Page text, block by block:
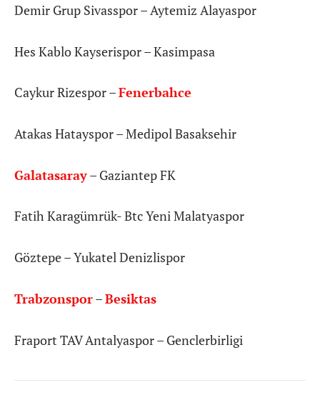
Demir Grup Sivasspor – Aytemiz Alayaspor
Hes Kablo Kayserispor – Kasimpasa
Caykur Rizespor –Fenerbahce
Atakas Hatayspor – Medipol Basaksehir
Galatasaray– Gaziantep FK
Fatih Karagümrük- Btc Yeni Malatyaspor
Göztepe – Yukatel Denizlispor
Trabzonspor–Besiktas
Fraport TAV Antalyaspor – Genclerbirligi